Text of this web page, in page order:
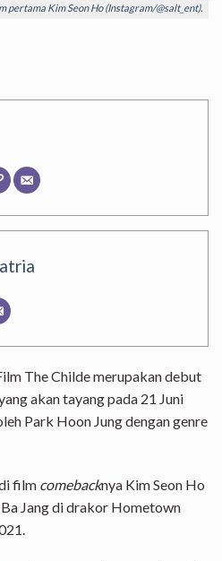
pertama Kim Seon Ho (Instagram/@salt_ent).
The Childe merupakan debut
akan tayang pada 21 Juni
Park Hoon Jung dengan genre
film comebacknya Kim Seon Ho
Jang di drakor Hometown